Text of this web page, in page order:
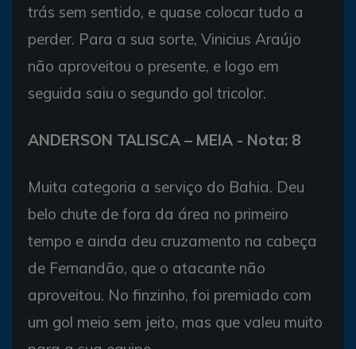
trás sem sentido, e quase colocar tudo a
perder. Para a sua sorte, Vinicius Araújo
não aproveitou o presente, e logo em
seguida saiu o segundo gol tricolor.
ANDERSON TALISCA – MEIA - Nota: 8
Muita categoria a serviço do Bahia. Deu
belo chute de fora da área no primeiro
tempo e ainda deu cruzamento na cabeça
de Fernandão, que o atacante não
aproveitou. No finzinho, foi premiado com
um gol meio sem jeito, mas que valeu muito